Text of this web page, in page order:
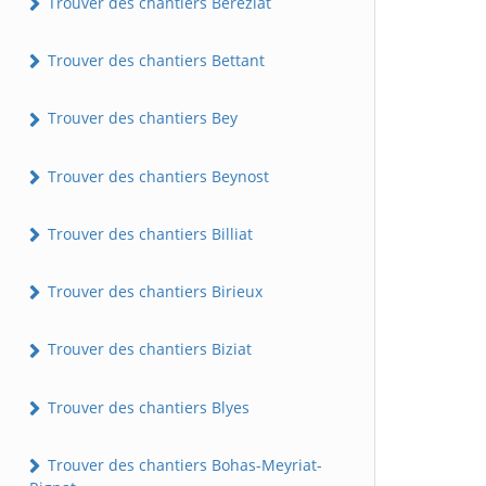
Trouver des chantiers Bettant
Trouver des chantiers Bey
Trouver des chantiers Beynost
Trouver des chantiers Billiat
Trouver des chantiers Birieux
Trouver des chantiers Biziat
Trouver des chantiers Blyes
Trouver des chantiers Bohas-Meyriat-